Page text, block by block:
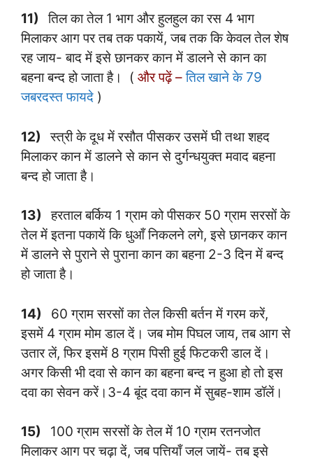
11)
तिल का तेल 1 भाग और हुलहुल का रस 4 भाग
मिलाकर आग पर तब तक पकायें, जब तक कि केवल तेल शेष
रह जाय- बाद में इसे छानकर कान में डालने से कान का
बहना बन्द हो जाता है। ( और पढ़ें – तिल खाने के 79
जबरदस्त फायदे )
12)
स्त्री के दूध में रसौत पीसकर उसमें घी तथा शहद
मिलाकर कान में डालने से कान से दुर्गन्धयुक्त मवाद बहना
बन्द हो जाता है।
13)
हरताल बर्किय 1 ग्राम को पीसकर 50 ग्राम सरसों के
तेल में इतना पकायें कि धुआँ निकलने लगे, इसे छानकर कान
में डालने से पुराने से पुराना कान का बहना 2-3 दिन में बन्द
हो जाता है।
14)
60 ग्राम सरसों का तेल किसी बर्तन में गरम करें,
इसमें 4 ग्राम मोम डाल दें। जब मोम पिघल जाय, तब आग से
उतार लें, फिर इसमें 8 ग्राम पिसी हुई फिटकरी डाल दें।
अगर किसी भी दवा से कान का बहना बन्द न हुआ हो तो इस
दवा का सेवन करें।3-4 बूंद दवा कान में सुबह-शाम डॉलें।
15)
100 ग्राम सरसों के तेल में 10 ग्राम रतनजोत
मिलाकर आग पर चढ़ा दें, जब पत्तियाँ जल जायें- तब इसे